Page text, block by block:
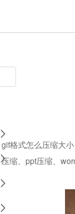
gif格式怎么压缩大
压缩、ppt压缩、